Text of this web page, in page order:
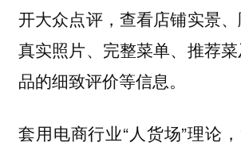
开大众点评，查看店铺实景
真实照片、完整菜单、推荐
品的细致评价等信息。
套用电商行业“人货场”理论